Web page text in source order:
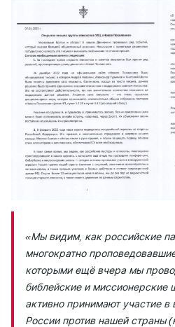
«Мы видим, как российские
многократно
которыми ещё вчера мы
библейские и
активно принимают участие
России против нашей страны